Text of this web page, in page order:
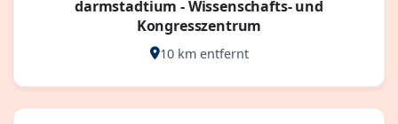
darmstadtium - Wissenschafts- und
Kongresszentrum
10 km entfernt